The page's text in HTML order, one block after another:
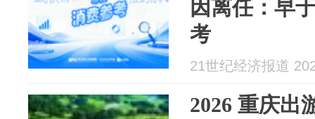
因离任：早
考
21世纪经济报道
2026 重庆出